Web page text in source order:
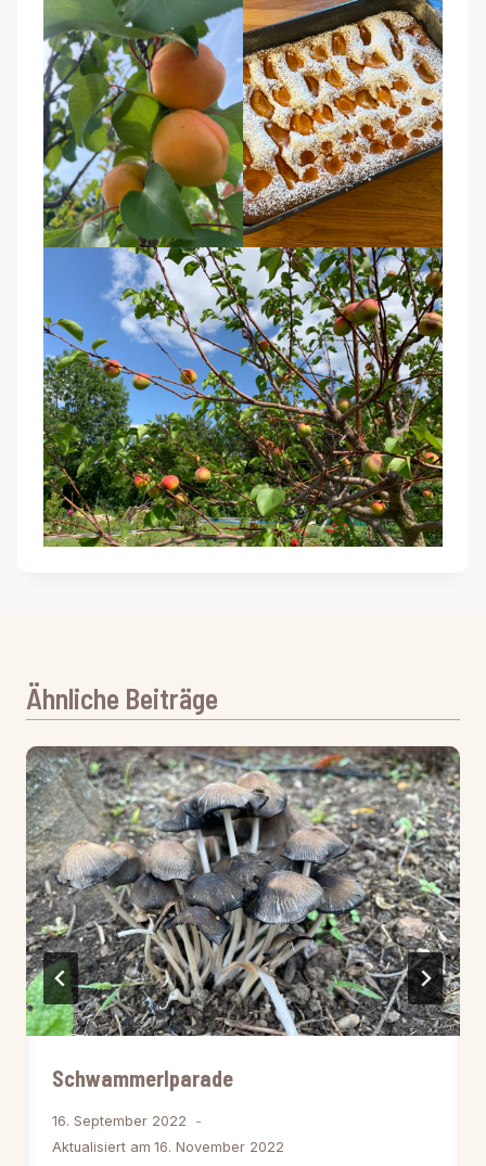
Ähnliche Beiträge
Schwammerlparade
16. September 2022
Aktualisiert am 16. November 2022